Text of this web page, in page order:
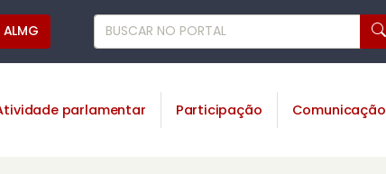
ALMG
parlamentar Participação Comunicação